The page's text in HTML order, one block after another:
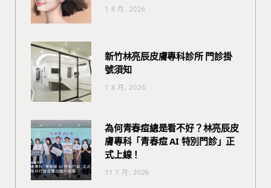
1 8 月, 2026
新竹林亮辰皮膚專科診所 門診掛
號須知
1 8 月, 2026
為何青春痘總是看不好？林亮辰皮
膚專科「青春痘 AI 特別門診」正
式上線！
31 7 月, 2026